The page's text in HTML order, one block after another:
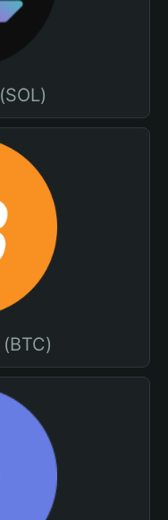
محفظة سولانا (SOL)
محفظة بيتكوين (BTC)